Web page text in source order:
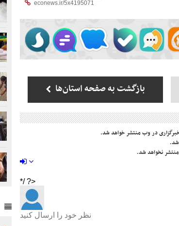
بازگشت به صفحه استان‌ها
در وب منتشر خواهد شد.
شد.
منتشر نخواهد شد.